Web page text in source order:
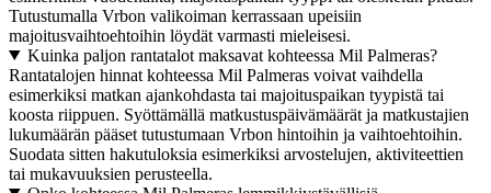
Tutustumalla Vrbon valikoiman kerrassaan upeisiin
majoitusvaihtoehtoihin löydät varmasti mieleisesi.
Kuinka paljon rantatalot maksavat kohteessa Mil Palmeras?
Rantatalojen hinnat kohteessa Mil Palmeras voivat vaihdella
esimerkiksi matkan ajankohdasta tai majoituspaikan tyypistä tai
koosta riippuen. Syöttämällä matkustuspäivämäärät ja matkustajien
lukumäärän pääset tutustumaan Vrbon hintoihin ja vaihtoehtoihin.
Suodata sitten hakutuloksia esimerkiksi arvostelujen, aktiviteettien
tai mukavuuksien perusteella.